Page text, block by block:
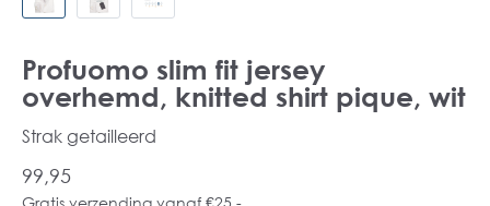
Profuomo slim fit jersey
overhemd, knitted shirt pique, wit
Strak getailleerd
99,95
Gratis verzending vanaf €25,-